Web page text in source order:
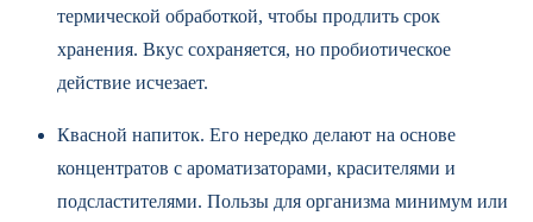
термической обработкой, чтобы продлить срок
хранения. Вкус сохраняется, но пробиотическое
действие исчезает.
Квасной напиток. Его нередко делают на основе
концентратов с ароматизаторами, красителями и
подсластителями. Пользы для организма минимум или